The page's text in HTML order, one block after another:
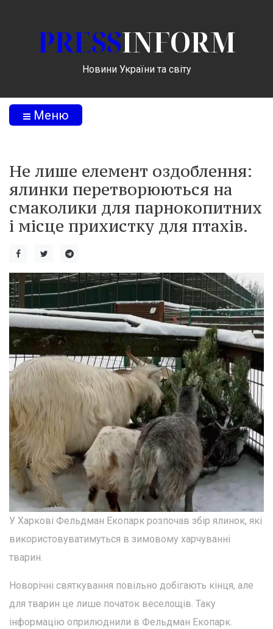
PRESSINFORM
Новини України та світу
Меню
Не лише елемент оздоблення:
ялинки перетворюються на
смаколики для парнокопитних
і місце прихистку для птахів.
У Харкові Фельдман Екопарк розпочав збір ялинок, які
використовуватимуться в зимовому харчуванні
тварин.
Новорічні святкування повільно добігають кінця, але
для тварин це лише початок веселощів. Таку
інформацію оприлюднили в Фельдман Екопарк.